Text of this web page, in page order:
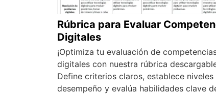
Rúbrica para Evaluar
Digitales
¡Optimiza tu evaluación de
digitales con nuestra rúbrica
Define criterios claros, establece niveles
desempeño y evalúa habilidades clave